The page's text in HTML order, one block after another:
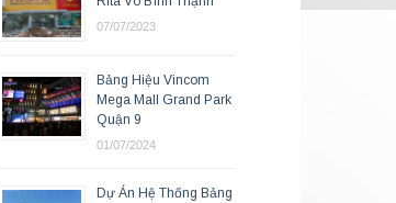
07/07/2023
Bảng Hiệu Vincom
Mega Mall Grand Park
Quận 9
01/07/2024
Dự Án Hệ Thống Bảng